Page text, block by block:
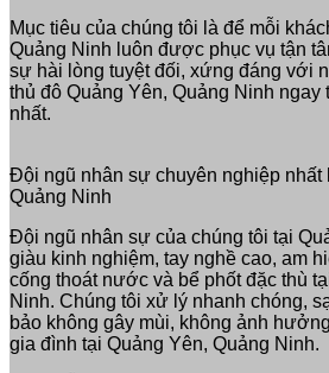
Mục tiêu của chúng tôi là để mỗi
Quảng Ninh luôn được phục vụ tận
sự hài lòng tuyệt đối, xứng đáng với
thủ đô Quảng Yên, Quảng Ninh
nhất.
Đội ngũ nhân sự chuyên nghiệp nhất
Quảng Ninh
Đội ngũ nhân sự của chúng tôi tại
giàu kinh nghiệm, tay nghề cao, am
cống thoát nước và bể phốt đặc thù
Ninh. Chúng tôi xử lý nhanh chóng,
bảo không gây mùi, không ảnh
gia đình tại Quảng Yên, Quảng Ninh.